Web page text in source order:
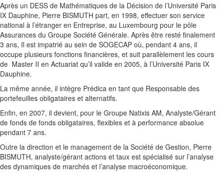
Après un DESS de Mathématiques de la Décision de l’Université Paris
IX Dauphine, Pierre BISMUTH part, en 1998, effectuer son service
national à l’étranger en Entreprise, au Luxembourg pour le pôle
Assurances du Groupe Société Générale. Après être resté finalement
3 ans, Il est impatrié au sein de SOGECAP où, pendant 4 ans, il
occupe plusieurs fonctions financières, et suit parallèlement les cours
de Master II en Actuariat qu’il valide en 2005, à l’Université Paris IX
Dauphine.
La même année, il intègre Prédica en tant que Responsable des
portefeuilles obligataires et alternatifs.
Enfin, en 2007, il devient, pour le Groupe Natixis AM, Analyste/Gérant
de fonds de fonds obligataires, flexibles et à performance absolue
pendant 7 ans.
Outre la direction et le management de la Société de Gestion, Pierre
BISMUTH, analyste/gérant actions et taux est spécialisé sur l’analyse
des dynamiques de marchés et l’analyse macroéconomique.